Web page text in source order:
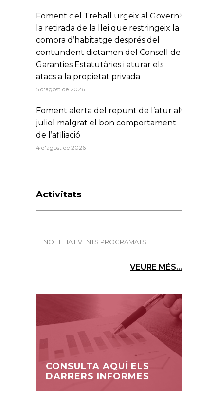
Foment del Treball urgeix al Govern
la retirada de la llei que restringeix la
compra d’habitatge després del
contundent dictamen del Consell de
Garanties Estatutàries i aturar els
atacs a la propietat privada
5 d'agost de 2026
Foment alerta del repunt de l’atur al
juliol malgrat el bon comportament
de l’afiliació
4 d'agost de 2026
Activitats
NO HI HA EVENTS PROGRAMATS
VEURE MÉS...
CONSULTA AQUÍ ELS
DARRERS INFORMES